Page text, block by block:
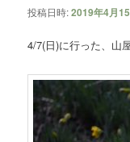
投稿日時:2019年4月
4/7(日)に行った、山